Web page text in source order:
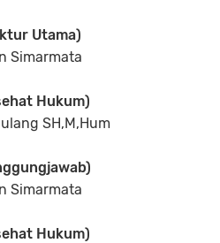
Utama)
Simarmata
Hukum)
SH,M,Hum
Simarmata
Hukum)